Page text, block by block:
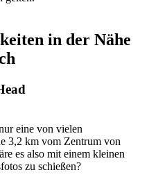
in der Nähe
eine von vielen
3,2 km vom Zentrum von
es also mit einem kleinen
zu schießen?